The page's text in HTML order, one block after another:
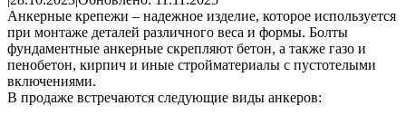
Анкерные крепежи – надежное изделие, которое используется
при монтаже деталей различного веса и формы. Болты
фундаментные анкерные скрепляют бетон, а также газо и
пенобетон, кирпич и иные стройматериалы с пустотелыми
включениями.
В продаже встречаются следующие виды анкеров: